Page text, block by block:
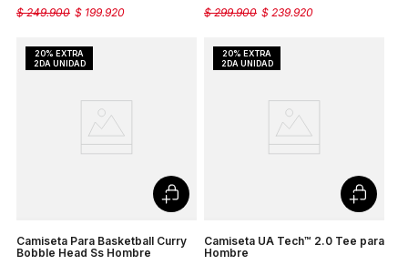
$ 199.920
$ 249.900
$ 239.920
$ 299.900
Camiseta Para Basketball Curry
Bobble Head Ss Hombre
Camiseta UA Tech™ 2.0 Tee para
Hombre